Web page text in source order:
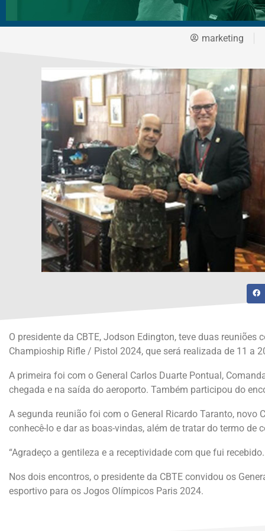
marketing
O presidente da CBTE, Jodson Edington, teve duas
Champioship Rifle / Pistol 2024, que será realizada de 11 a
A primeira foi com o General Carlos Duarte Pontual,
chegada e na saída do aeroporto. Também participou do
A segunda reunião foi com o General Ricardo Taranto,
conhecê-lo e dar as boas-vindas, além de tratar do termo de
“Agradeço a gentileza e a receptividade com que fui
Nos dois encontros, o presidente da CBTE convidou os
esportivo para os Jogos Olímpicos Paris 2024.